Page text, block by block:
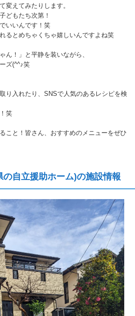
変えてみたりします。
どもたち次第！
いいんです！笑
るとめちゃくちゃ嬉しいんですよね笑
ん！」と平静を装いながら、
ズ(^^♪笑
り入れたり、SNSで人気のあるレシピを検
笑
こと！皆さん、おすすめのメニューをぜひ
の自立援助ホーム)の施設情報